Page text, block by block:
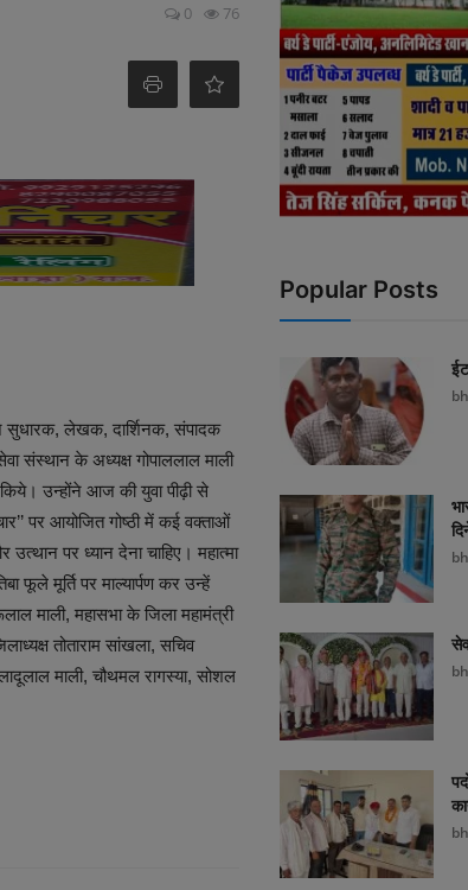
0 76
सुधारक, लेखक, दार्शिनक, संपादक
संस्थान के अध्यक्ष गोपाललाल माली
किये। उन्होंने आज की युवा पीढ़ी से
पर आयोजित गोष्ठी में कई वक्ताओं
पर ध्यान देना चाहिए। महात्मा
फूले मूर्ति पर माल्यार्पण कर उन्हें
माली, महासभा के जिला महामंत्री
तोताराम सांखला, सचिव
माली, चौथमल रागस्या, सोशल
Popular Posts